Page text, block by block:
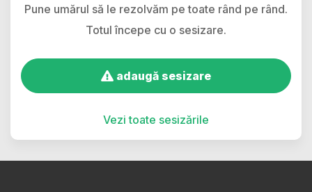
Pune umărul să le rezolvăm pe toate rând pe rând.
Totul începe cu o sesizare.
adaugă sesizare
Vezi toate sesizările